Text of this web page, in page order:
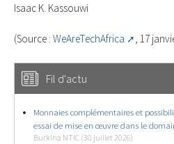
Isaac K. Kassouwi
(Source : WeAreTechAfrica , 17
Fil d'actu
Monnaies complémentaires et
essai de mise en œuvre dans le
Burkina NTIC (30 juillet 2026)